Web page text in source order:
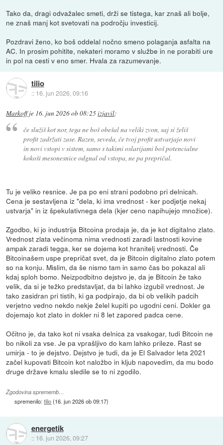
Tako da, dragi odvažalec smeti, drži se tistega, kar znaš ali bolje,
ne znaš manj kot svetovati na področju investicij.
Pozdravi ženo, ko boš oddelal nočno smeno polaganja asfalta na
AC. In prosim pohitite, nekateri moramo v službe in ne porabiti ure
in pol na cesti v eno smer. Hvala za razumevanje.
tilio
:: 16. jun 2026, 09:16
Markoffje 16. jun 2026 ob 08:25izjavil:
če služiš kot nor, tega ne boš obešal na veliki zvon, saj si želiš
profit zadržati zase. Razen, seveda, če tvoj profit ustvarjajo novi
in novi vstopi v sistem, samo s takimi oslarijami boš potencialne
kokoši mesonesnice odgnal od vstopa, ne pa prepričal.
Tu je veliko resnice. Je pa po eni strani podobno pri delnicah.
Cena je sestavljena iz "dela, ki ima vrednost - ker podjetje nekaj
ustvarja" in iz špekulativnega dela (kjer ceno napihujejo množice).
Zgodbo, ki jo industrija Bitcoina prodaja je, da je kot digitalno zlato.
Vrednost zlata večinoma nima vrednosti zaradi lastnosti kovine
ampak zaradi tegga, ker se dojema kot hranitelj vrednosti. Če
Bitcoinašem uspe prepričat svet, da je Bitcoin digitalno zlato potem
so na konju. Mislim, da še nismo tam in samo čas bo pokazal ali
kdaj sploh bomo. Neizpodbitno dejstvo je, da je Bitcoin že tako
velik, da si je težko predstavljat, da bi lahko izgubil vrednost. Je
tako zasidran pri tistih, ki ga podpirajo, da bi ob velikih padcih
verjetno vedno nekdo nekje želel kupiti po ugodni ceni. Dokler ga
dojemajo kot zlato in dokler ni 8 let zapored padca cene.
Očitno je, da tako kot ni vsaka delnica za vsakogar, tudi Bitcoin ne
bo nikoli za vse. Je pa vprašljivo do kam lahko prileze. Rast se
umirja - to je dejstvo. Dejstvo je tudi, da je El Salvador leta 2021
začel kupovati Bitcoin kot naložbo in kljub napovedim, da mu bodo
druge države kmalu sledile se to ni zgodilo.
Zgodovina sprememb…
spremenilo:tilio(16. jun 2026 ob 09:17)
energetik
:: 16. jun 2026, 09:27